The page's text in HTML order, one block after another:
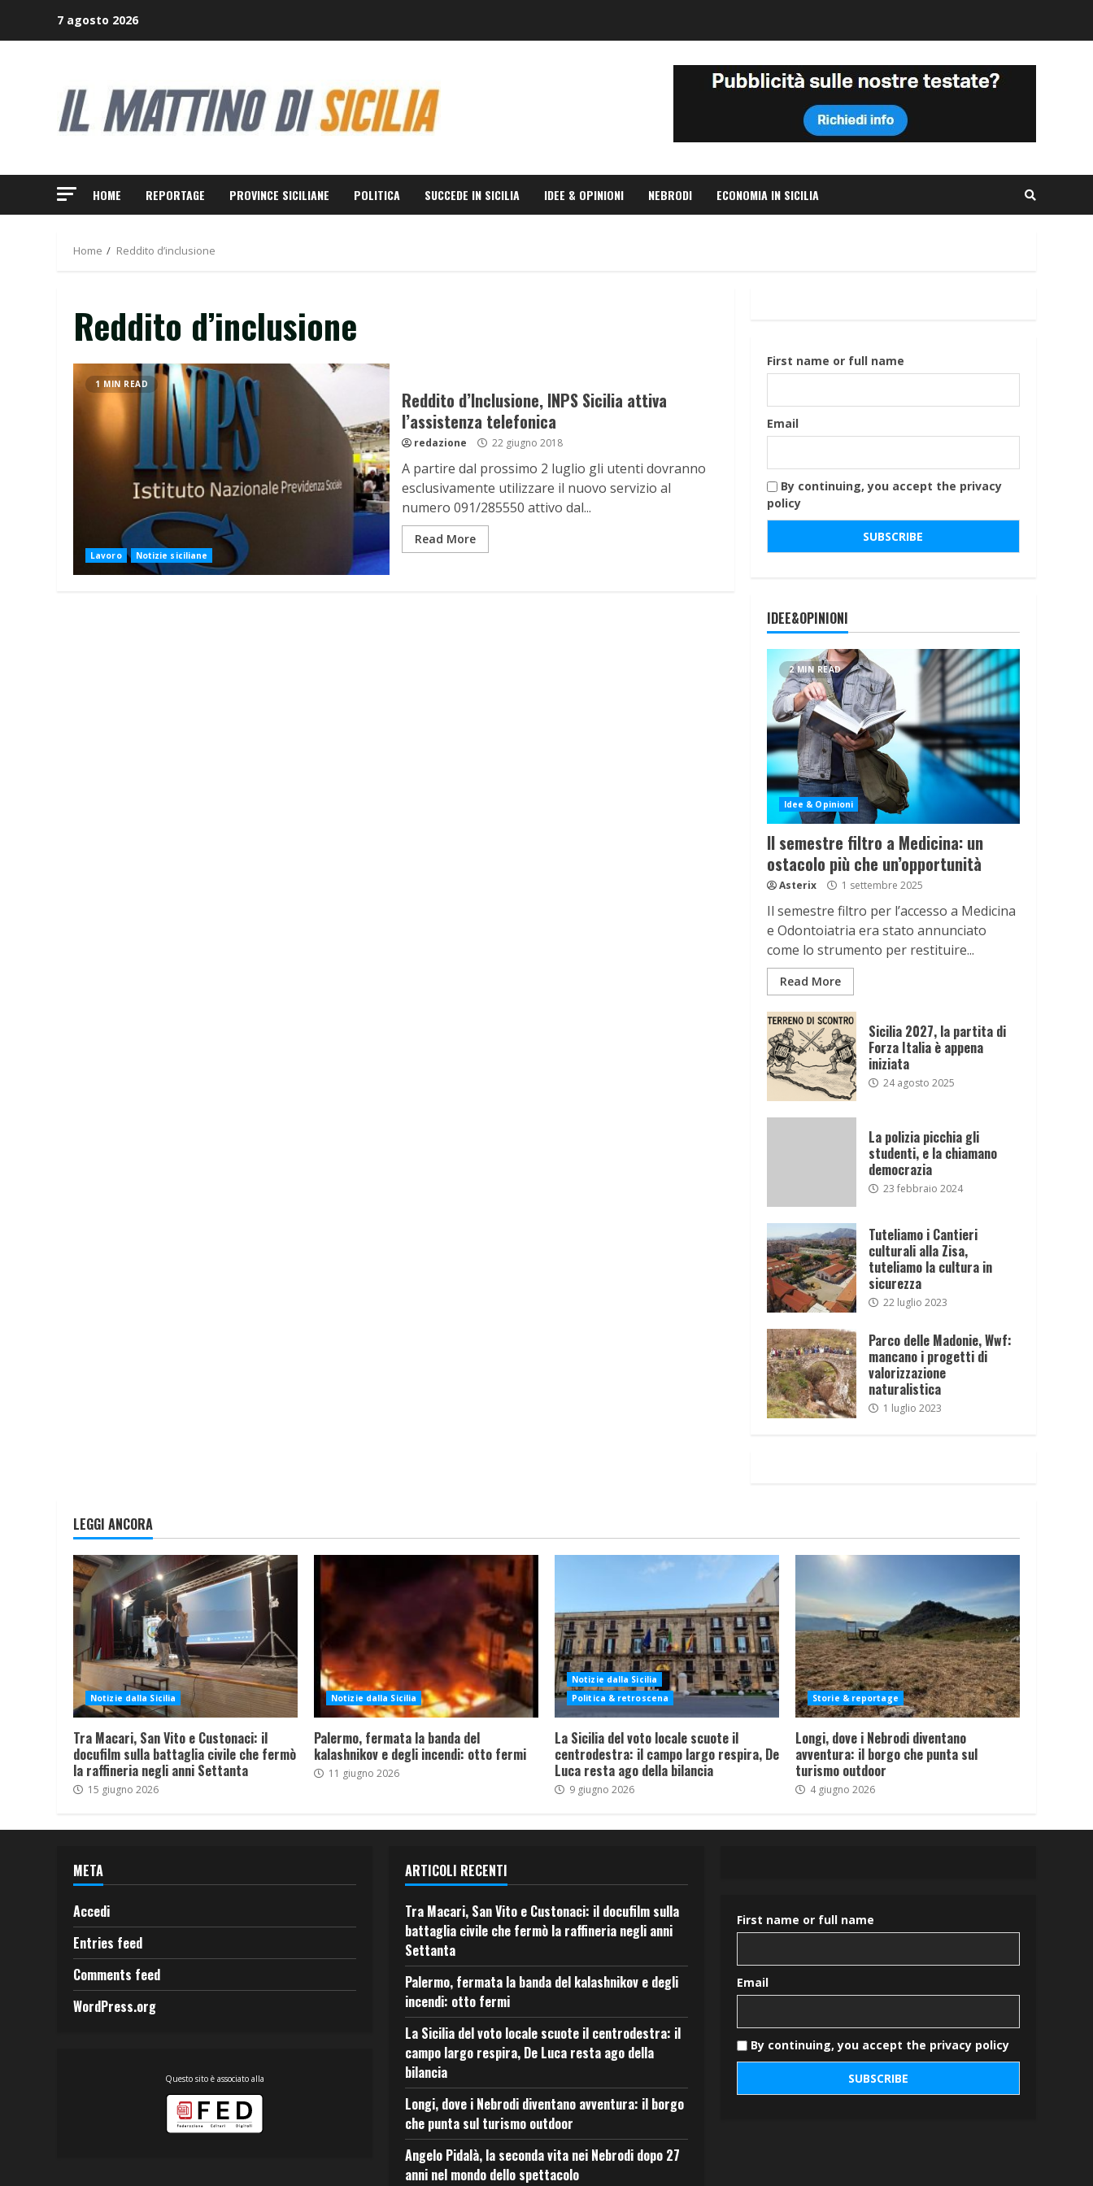
7 agosto 2026
HOME REPORTAGE PROVINCE SICILIANE POLITICA SUCCEDE IN SICILIA IDEE & OPINIONI NEBRODI ECONOMIA IN SICILIA
Home Reddito d’inclusione
Reddito d’inclusione
1 MIN READ
Lavoro Notizie siciliane
Reddito d’Inclusione, INPS Sicilia attiva
l’assistenza telefonica
redazione 22 giugno 2018
A partire dal prossimo 2 luglio gli utenti dovranno
esclusivamente utilizzare il nuovo servizio al
numero 091/285550 attivo dal...
Read More
First name or full name
Email
By continuing, you accept the privacy
policy
IDEE&OPINIONI
2 MIN READ
Idee & Opinioni
Il semestre filtro a Medicina: un
ostacolo più che un’opportunità
Asterix 1 settembre 2025
Il semestre filtro per l’accesso a Medicina
e Odontoiatria era stato annunciato
come lo strumento per restituire...
Read More
Sicilia 2027, la partita di
Forza Italia è appena
iniziata
24 agosto 2025
La polizia picchia gli
studenti, e la chiamano
democrazia
23 febbraio 2024
Tuteliamo i Cantieri
culturali alla Zisa,
tuteliamo la cultura in
sicurezza
22 luglio 2023
Parco delle Madonie, Wwf:
mancano i progetti di
valorizzazione
naturalistica
1 luglio 2023
LEGGI ANCORA
Notizie dalla Sicilia
Tra Macari, San Vito e Custonaci: il
docufilm sulla battaglia civile che fermò
la raffineria negli anni Settanta
15 giugno 2026
Notizie dalla Sicilia
Palermo, fermata la banda del
kalashnikov e degli incendi: otto fermi
11 giugno 2026
Notizie dalla Sicilia
Politica & retroscena
La Sicilia del voto locale scuote il
centrodestra: il campo largo respira, De
Luca resta ago della bilancia
9 giugno 2026
Storie & reportage
Longi, dove i Nebrodi diventano
avventura: il borgo che punta sul
turismo outdoor
4 giugno 2026
META
Accedi
Entries feed
Comments feed
WordPress.org
Questo sito è associato alla
ARTICOLI RECENTI
Tra Macari, San Vito e Custonaci: il docufilm sulla
battaglia civile che fermò la raffineria negli anni
Settanta
Palermo, fermata la banda del kalashnikov e degli
incendi: otto fermi
La Sicilia del voto locale scuote il centrodestra: il
campo largo respira, De Luca resta ago della
bilancia
Longi, dove i Nebrodi diventano avventura: il borgo
che punta sul turismo outdoor
Angelo Pidalà, la seconda vita nei Nebrodi dopo 27
anni nel mondo dello spettacolo
First name or full name
Email
By continuing, you accept the privacy policy